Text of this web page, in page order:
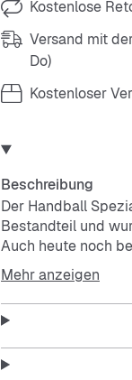
Kostenlose
Versand mit
Do)
Kostenloser
Beschreibung
Der Handball
Bestandteil und
Auch heute noch
Komfort. Das
diesen Schuhen
weiche
bietet ausreichend
Trefoil-Logo auf
Seite sorgen für
Mehr anzeigen